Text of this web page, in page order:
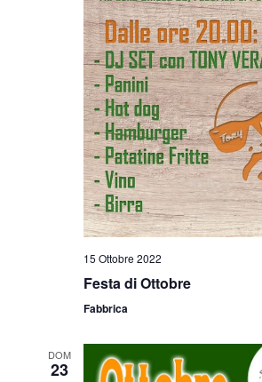
15 Ottobre 2022
Festa di Ottobre
Fabbrica
DOM
23